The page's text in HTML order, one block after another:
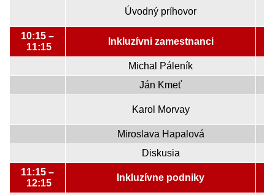
Úvodný príhovor
10:15 –
11:15
Inkluzívni zamestnanci
Michal Páleník
Ján Kmeť
Karol Morvay
Miroslava Hapalová
Diskusia
11:15 –
12:15
Inkluzívne podniky